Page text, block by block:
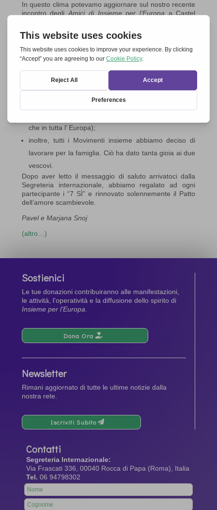
In questo clima potevamo aggiornare sul nostro recente
incontro degliAmici di Insieme per l’Europaa Castel
una veglia di preghiera il 24 marzo 2017 in
ooccasione del 60° anniversario dei ‘Trattati di Roma’,
lavorare insieme per la riconciliazione del popolo
sloveno che sente ancora il grosso peso del passato
(dopo la Seconda Guerra Mondiale in Slovenia sono
che in tutta l’ Europa);
inoltre, tutti i Movimenti insieme abbiamo deciso di
lavorare per la famiglia. Ciò ha dato tanta gioia ai due
vescovi.
Dopo aver letto il messaggio di saluto arrivatoci dalla
Segreteria internazionale, abbiamo regalato ad ogni
partecipante i “7 SÌ” e rinnovato solennemente il Patto
dell’amore scambievole.
Pavel e Marjana Snoj
(altro…)
Sostienici
Le tue donazioni contribuiranno alle manifestazioni,
le attività, l’operatività e la diffusione dello spirito di
Insieme per l’Europa.
Dona Ora
Newsletter
Rimani aggiornato di tutte le ultime notizie dalla
nostra rete.
Iscriviti Subito
Contatti
Segreteria Internazionale:
Via Frascati 336, 00040 Rocca di Papa (Roma), Italia
Tel. 06 94798302
Leave
this
field